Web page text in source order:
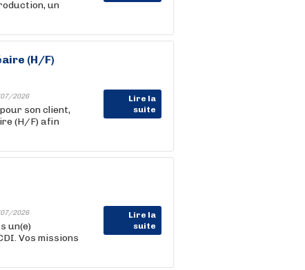
un
(H/F)
2026
Lire la
suite
son client,
(H/F) afin
2026
Lire la
suite
un(e)
Vos missions